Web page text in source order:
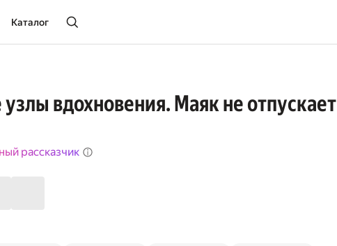
Каталог
вдохновения. Маяк не отпускает
рассказчик